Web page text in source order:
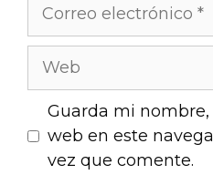
Guarda mi
web en este
vez que comente.